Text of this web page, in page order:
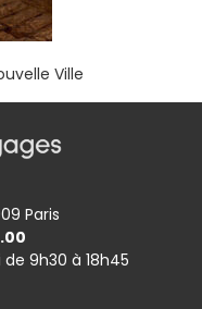
Ville
Paris
9h30 à 18h45